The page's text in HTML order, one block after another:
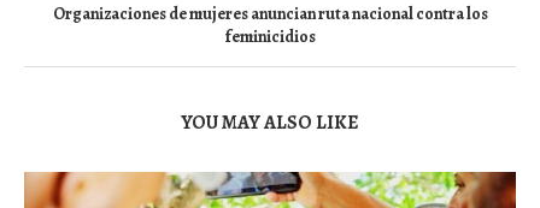
Organizaciones de mujeres anuncian ruta nacional contra los
feminicidios
YOU MAY ALSO LIKE